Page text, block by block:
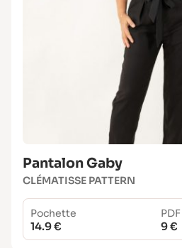
Pantalon Gaby
CLÉMATISSE PATTERN
Pochette
14.9 €
PDF
9 €